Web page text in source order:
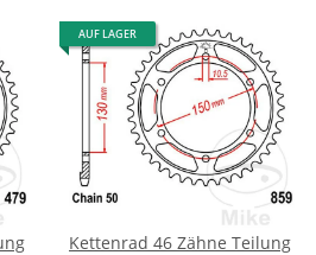
AUF LAGER
Kettenrad 46 Zähne Teilung